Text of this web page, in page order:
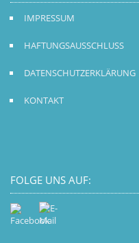
IMPRESSUM
HAFTUNGSAUSSCHLUSS
DATENSCHUTZERKLÄRUNG
KONTAKT
FOLGE UNS AUF: